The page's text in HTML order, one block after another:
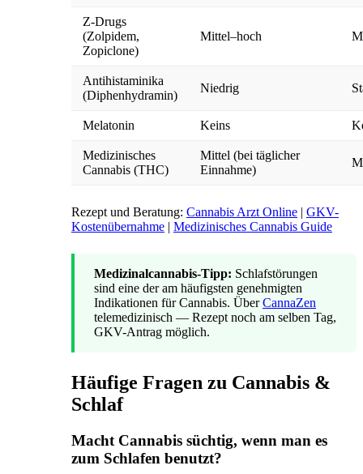
Z-Drugs
(Zolpidem,
Zopiclone)
Mittel–hoch
Antihistaminika
(Diphenhydramin)
Niedrig
Melatonin Keins
Medizinisches
Cannabis (THC)
Mittel (bei täglicher
Einnahme)
Rezept und Beratung: Cannabis Arzt Online | GKV-
Kostenübernahme | Medizinisches Cannabis Guide
Medizinalcannabis-Tipp: Schlafstörungen
sind eine der am häufigsten genehmigten
Indikationen für Cannabis. ÜberCannaZen
telemedizinisch — Rezept noch am selben Tag,
GKV-Antrag möglich.
Häufige Fragen zu Cannabis &
Schlaf
Macht Cannabis süchtig, wenn man es
zum Schlafen benutzt?